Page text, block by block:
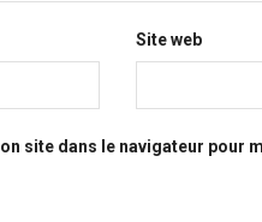
Site web
site dans le navigateur pour